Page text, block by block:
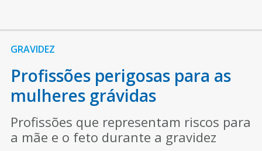
GRAVIDEZ
Profissões perigosas para as
mulheres grávidas
Profissões que representam riscos para
a mãe e o feto durante a gravidez